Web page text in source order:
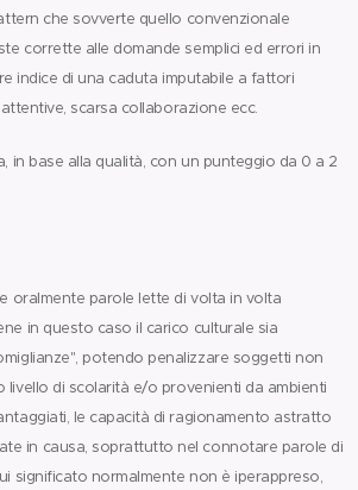
che sovverte quello convenzionale
corrette alle domande semplici ed errori in
indice di una caduta imputabile a fattori
scarsa collaborazione ecc.
in base alla qualità, con un punteggio da 0 a 2
oralmente parole lette di volta in volta
in questo caso il carico culturale sia
potendo penalizzare soggetti non
livello di scolarità e/o provenienti da ambienti
le capacità di ragionamento astratto
in causa, soprattutto nel connotare parole di
significato normalmente non è iperappreso,